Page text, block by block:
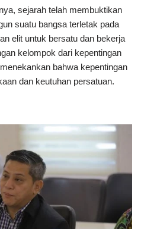
sejarah telah membuktikan
suatu bangsa terletak pada
elit untuk bersatu dan bekerja
kelompok dari kepentingan
bahwa kepentingan
dan keutuhan persatuan.